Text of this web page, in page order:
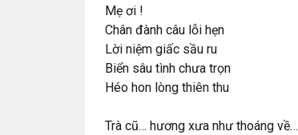
Mẹ ơi !
Chân đành câu lỗi hẹn
Lời niệm giấc sầu ru
Biển sâu tình chưa trọn
Héo hon lòng thiên thu
Trà cũ… hương xưa như thoáng về…